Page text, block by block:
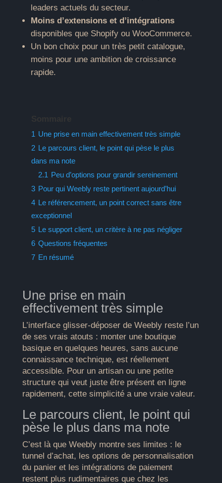
leaders actuels du secteur.
Moins d’extensions et d’intégrations
disponibles que Shopify ou WooCommerce.
Un bon choix pour un très petit catalogue,
moins pour une ambition de croissance
rapide.
1 Une prise en main effectivement très simple
2 Le parcours client, le point qui pèse le plus
dans ma note
2.1 Peu d’options pour grandir sereinement
3 Pour qui Weebly reste pertinent aujourd’hui
4 Le référencement, un point correct sans être
exceptionnel
5 Le support client, un critère à ne pas négliger
6 Questions fréquentes
7 En résumé
Une prise en main
effectivement très simple
L’interface glisser-déposer de Weebly reste l’un
de ses vrais atouts : monter une boutique
basique en quelques heures, sans aucune
connaissance technique, est réellement
accessible. Pour un artisan ou une petite
structure qui veut juste être présent en ligne
rapidement, cette simplicité a une vraie valeur.
Le parcours client, le point qui
pèse le plus dans ma note
C’est là que Weebly montre ses limites : le
tunnel d’achat, les options de personnalisation
du panier et les intégrations de paiement
restent plus rudimentaires que chez les